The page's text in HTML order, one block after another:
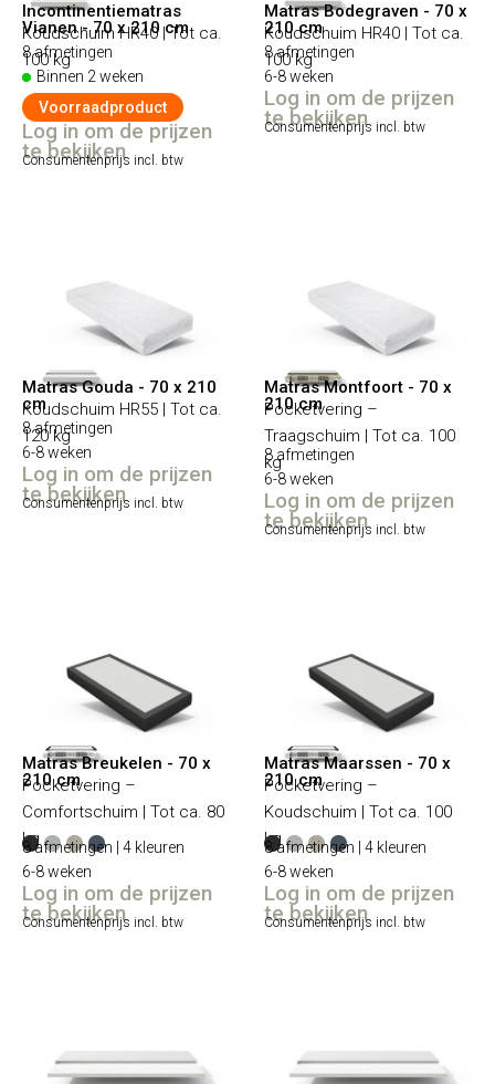
Incontinentiematras
Vianen - 70 x 210 cm
Koudschuim HR40 | Tot ca.
100 kg
8 afmetingen
Binnen 2 weken
Voorraadproduct
Log in om de prijzen
te bekijken
Consumentenprijs incl. btw
Matras Bodegraven - 70 x
210 cm
Koudschuim HR40 | Tot ca.
100 kg
8 afmetingen
6-8 weken
Log in om de prijzen
te bekijken
Consumentenprijs incl. btw
Matras Gouda - 70 x 210
cm
Koudschuim HR55 | Tot ca.
120 kg
8 afmetingen
6-8 weken
Log in om de prijzen
te bekijken
Consumentenprijs incl. btw
Matras Montfoort - 70 x
210 cm
Pocketvering –
Traagschuim | Tot ca. 100
kg
8 afmetingen
6-8 weken
Log in om de prijzen
te bekijken
Consumentenprijs incl. btw
Matras Breukelen - 70 x
210 cm
Pocketvering –
Comfortschuim | Tot ca. 80
kg
8 afmetingen | 4 kleuren
6-8 weken
Log in om de prijzen
te bekijken
Consumentenprijs incl. btw
Matras Maarssen - 70 x
210 cm
Pocketvering –
Koudschuim | Tot ca. 100
kg
8 afmetingen | 4 kleuren
6-8 weken
Log in om de prijzen
te bekijken
Consumentenprijs incl. btw